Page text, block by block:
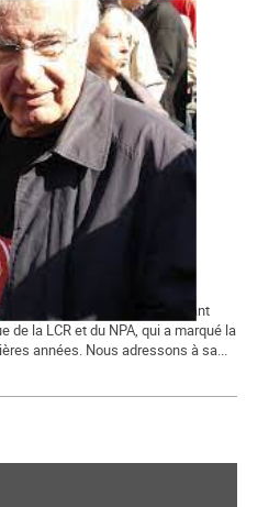
mémoire d'Alain Krivine, militant
de la LCR et du NPA, qui a marqué la
années. Nous adressons à sa...